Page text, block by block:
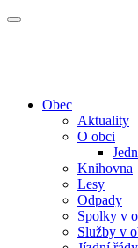
Obec
Aktuality
O obci
Knihovna
Lesy
Odpady
Spolky v
Služby v